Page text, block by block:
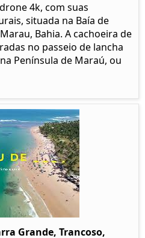
4k, com suas
situada na Baía de
Bahia. A cachoeira de
no passeio de lancha
Península de Maraú, ou
Grande, Trancoso,